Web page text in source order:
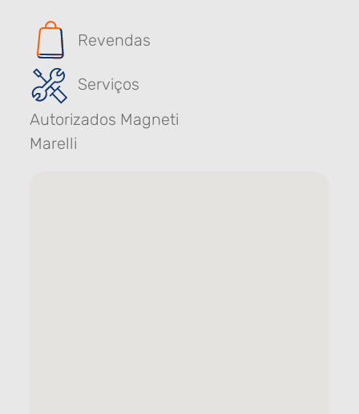
Revendas
Serviços
Autorizados Magneti
Marelli